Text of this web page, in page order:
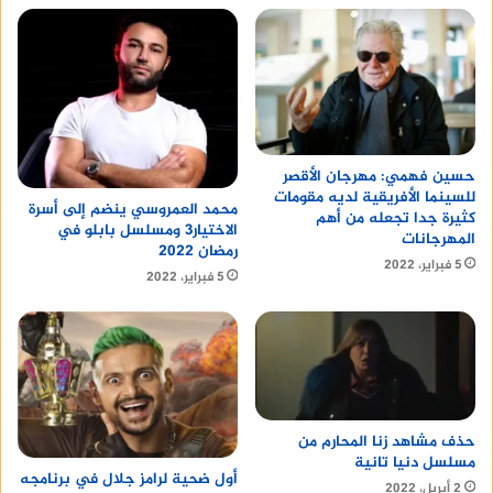
حسين فهمي: مهرجان الأقصر
للسينما الأفريقية لديه مقومات
كثيرة جدا تجعله من أهم
المهرجانات
5 فبراير، 2022
محمد العمروسي ينضم إلى أسرة
الاختيار3 ومسلسل بابلو في
رمضان 2022
5 فبراير، 2022
حذف مشاهد زنا المحارم من
مسلسل دنيا تانية
أول ضحية لرامز جلال في برنامجه